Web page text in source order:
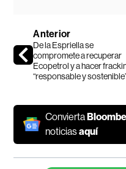
Anterior
De la Espriella se
compromete a recuperar
Ecopetrol y a hacer
“responsable y
Convierta
noticiasaquí